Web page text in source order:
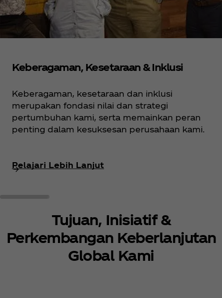
Keberagaman, Kesetaraan & Inklusi
Keberagaman, kesetaraan dan inklusi
merupakan fondasi nilai dan strategi
pertumbuhan kami, serta memainkan peran
penting dalam kesuksesan perusahaan kami.
Pelajari Lebih Lanjut
Tujuan, Inisiatif &
Perkembangan Keberlanjutan
Global Kami